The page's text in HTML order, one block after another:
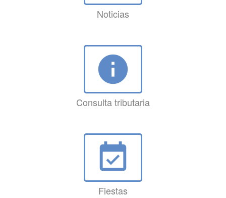
Noticias
info
Consulta tributaria
event_available
Fiestas